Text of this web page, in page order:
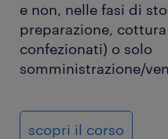
e non, nelle fasi di
preparazione,
confezionati) o solo
somministrazione/
scopri il corso